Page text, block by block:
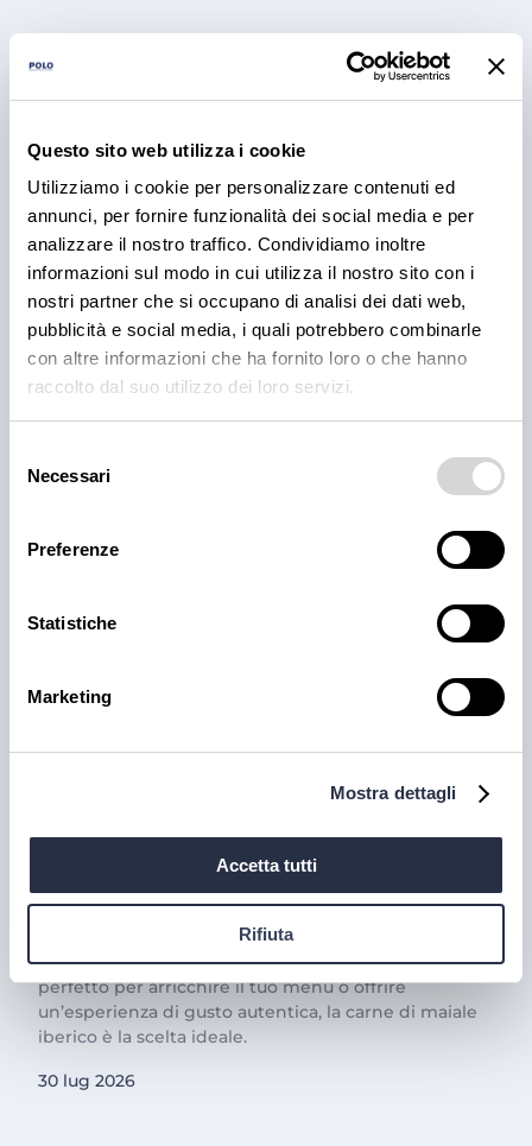
Questo sito web utilizza i cookie
Utilizziamo i cookie per personalizzare contenuti ed
annunci, per fornire funzionalità dei social media e per
analizzare il nostro traffico. Condividiamo inoltre
informazioni sul modo in cui utilizza il nostro sito con i
nostri partner che si occupano di analisi dei dati web,
pubblicità e social media, i quali potrebbero combinarle
con altre informazioni che ha fornito loro o che hanno
raccolto dal suo utilizzo dei loro servizi.
delNecessari
Preferenze
Statistiche
Marketing
Mostra dettagli
Accetta tutti
Rifiuta
PRODOTTI
Cantina Valle Isarco:
responsabilità e amore per il
territorio
Cantina Valle Isarco è sinonimo di eccellenza: i vini
bianchi di questa cantina sono tra i più ricercati
dell'Alto Adige grazie all'altissima qualità delle uve e
PRODOTTI
Il trionfo del gusto con la
La carne iberica è una vera eccellenza gastronomica,
famosa per il suo sapore unico e la sua qualità
superiore. Se sei alla ricerca di un prodotto pregiato,
perfetto per arricchire il tuo menù o offrire
un’esperienza di gusto autentica, la carne di maiale
iberico è la scelta ideale.
30 lug 2026